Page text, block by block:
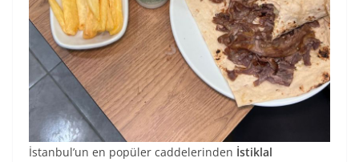
İstanbul’un en popüler caddelerinden İstiklal